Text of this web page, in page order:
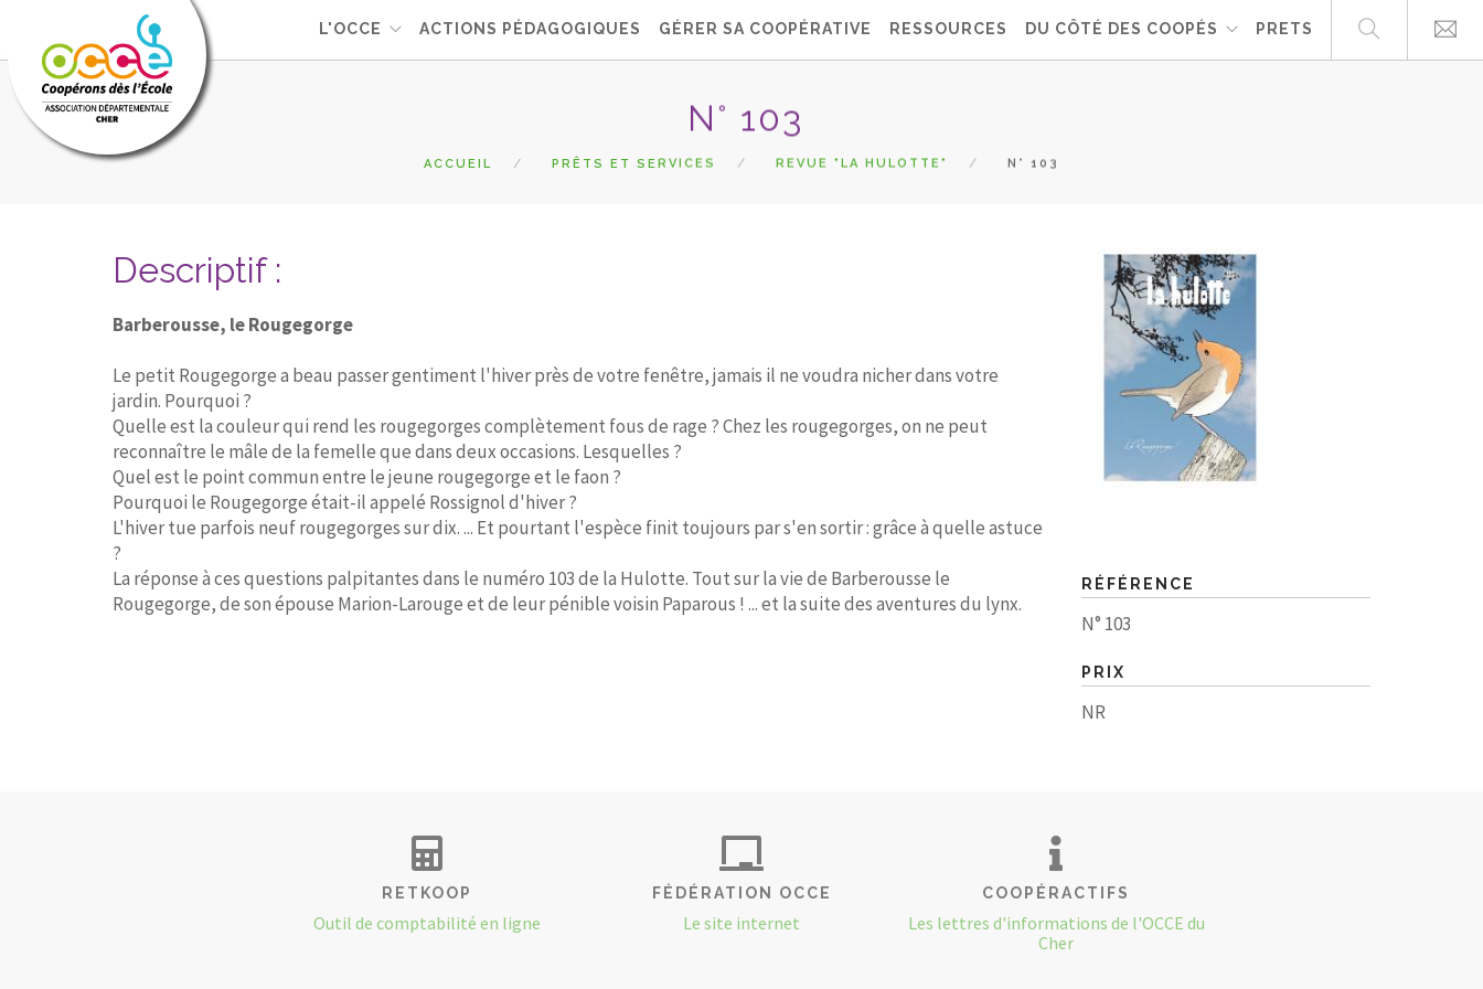
L'OCCE ACTIONS PÉDAGOGIQUES GÉRER SA COOPÉRATIVE RESSOURCES DU CÔTÉ DES COOPÉS PRETS
N° 103
ACCUEIL PRÊTS ET SERVICES REVUE "LA HULOTTE" N° 103
Descriptif :
Barberousse, le Rougegorge
Le petit Rougegorge a beau passer gentiment l'hiver près de votre fenêtre, jamais il ne voudra nicher dans votre
jardin. Pourquoi ?
Quelle est la couleur qui rend les rougegorges complètement fous de rage ? Chez les rougegorges, on ne peut
reconnaître le mâle de la femelle que dans deux occasions. Lesquelles ?
Quel est le point commun entre le jeune rougegorge et le faon ?
Pourquoi le Rougegorge était-il appelé Rossignol d'hiver ?
L'hiver tue parfois neuf rougegorges sur dix. ... Et pourtant l'espèce finit toujours par s'en sortir : grâce à quelle astuce
?
La réponse à ces questions palpitantes dans le numéro 103 de la Hulotte. Tout sur la vie de Barberousse le
Rougegorge, de son épouse Marion-Larouge et de leur pénible voisin Paparous ! ... et la suite des aventures du lynx.
RÉFÉRENCE
N° 103
PRIX
NR
RETKOOP
Outil de comptabilité en ligne
FÉDÉRATION OCCE
Le site internet
COOPÉRACTIFS
Les lettres d'informations de l'OCCE du
Cher